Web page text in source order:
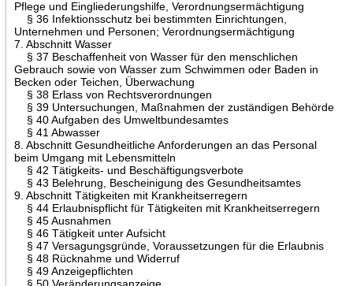
Pflege und Eingliederungshilfe, Verordnungsermächtigung
§ 36 Infektionsschutz bei bestimmten Einrichtungen,
Unternehmen und Personen; Verordnungsermächtigung
7. Abschnitt Wasser
§ 37 Beschaffenheit von Wasser für den menschlichen
Gebrauch sowie von Wasser zum Schwimmen oder Baden in
Becken oder Teichen, Überwachung
§ 38 Erlass von Rechtsverordnungen
§ 39 Untersuchungen, Maßnahmen der zuständigen Behörde
§ 40 Aufgaben des Umweltbundesamtes
§ 41 Abwasser
8. Abschnitt Gesundheitliche Anforderungen an das Personal
beim Umgang mit Lebensmitteln
§ 42 Tätigkeits- und Beschäftigungsverbote
§ 43 Belehrung, Bescheinigung des Gesundheitsamtes
9. Abschnitt Tätigkeiten mit Krankheitserregern
§ 44 Erlaubnispflicht für Tätigkeiten mit Krankheitserregern
§ 45 Ausnahmen
§ 46 Tätigkeit unter Aufsicht
§ 47 Versagungsgründe, Voraussetzungen für die Erlaubnis
§ 48 Rücknahme und Widerruf
§ 49 Anzeigepflichten
§ 50 Veränderungsanzeige